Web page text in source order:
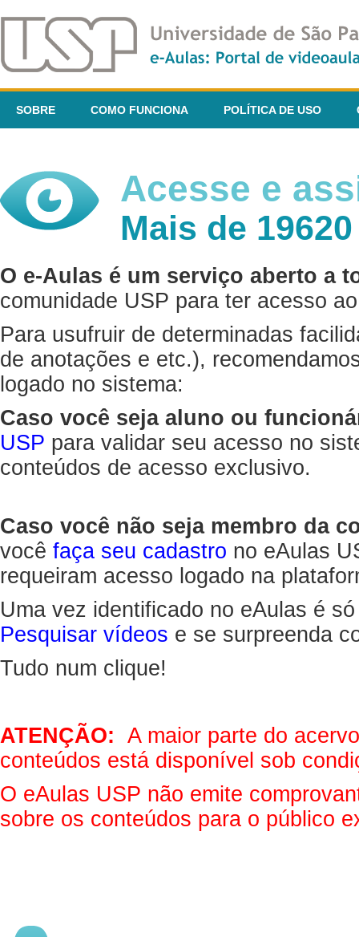
SOBRE COMO FUNCIONA POLÍTICA DE USO
Acesse e
Mais de
O e-Aulas é um serviço aberto a
comunidade USP para ter acesso
Para usufruir de determinadas
de anotações e etc.),
logado no sistema:
Caso você seja aluno ou
USP para validar seu acesso no
conteúdos de acesso exclusivo.
Caso você não seja membro da
você faça seu cadastro no eAulas
requeiram acesso logado na
Uma vez identificado no eAulas é
Pesquisar vídeos e se surpreenda
Tudo num clique!
ATENÇÃO: A maior parte do
conteúdos está disponível sob
O eAulas USP não emite
sobre os conteúdos para o público